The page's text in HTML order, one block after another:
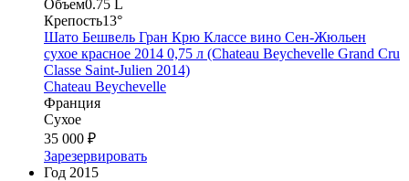
Объем0.75 L
Крепость13°
Шато Бешвель Гран Крю Классе вино Сен-Жюльен
сухое красное 2014 0,75 л (Chateau Beychevelle Grand Cru
Classe Saint-Julien 2014)
Chateau Beychevelle
Франция
Сухое
35 000 ₽
Зарезервировать
Год 2015